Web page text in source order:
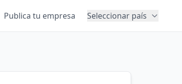
Publica tu empresa Seleccionar país